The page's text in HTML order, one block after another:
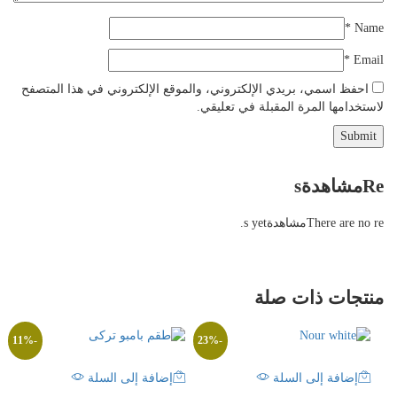
Name
*
Email
*
احفظ اسمي، بريدي الإلكتروني، والموقع الإلكتروني في هذا المتصفح
لاستخدامها المرة المقبلة في تعليقي.
Reمشاهدةs
There are no reمشاهدةs yet.
منتجات ذات صلة
11%
إضافة إلى السلة
23%
إضافة إلى السلة